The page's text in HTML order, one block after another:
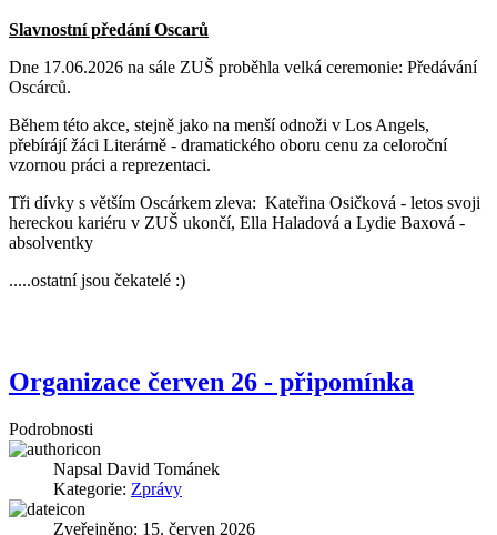
Slavnostní předání Oscarů
Dne 17.06.2026 na sále ZUŠ proběhla velká ceremonie: Předávání
Oscárců.
Během této akce, stejně jako na menší odnoži v Los Angels,
přebírájí žáci Literárně - dramatického oboru cenu za celoroční
vzornou práci a reprezentaci.
Tři dívky s větším Oscárkem zleva: Kateřina Osičková - letos svoji
hereckou kariéru v ZUŠ ukončí, Ella Haladová a Lydie Baxová -
absolventky
.....ostatní jsou čekatelé :)
Organizace červen 26 - připomínka
Podrobnosti
Napsal David Tománek
Kategorie: Zprávy
Zveřejněno: 15. červen 2026